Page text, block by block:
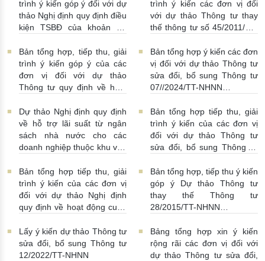
trình ý kiến góp ý đối với dự
thảo Nghị định quy định điều
kiện TSBĐ của khoản nợ
23/09/2025 | 14:00:00
trình ý kiến các đơn vị đối
với dự thảo Thông tư thay
thế thông tư số 45/2011/TT-
10:00:00
Bản tổng hợp, tiếp thu, giải
trình ý kiến góp ý của các
đơn vị đối với dự thảo
Thông tư quy định về hoạt
tín dụng, chi nhánh ngân
hàng nước ngoài đối với
khách hàng
19/09/2025 |
15:00:00
Bản tổng hợp ý kiến các đơn
vị đối với dự thảo Thông tư
sửa đổi, bổ sung Thông tư
07//2024/TT-NHNN
Dự thảo Nghị định quy định
về hỗ trợ lãi suất từ ngân
sách nhà nước cho các
doanh nghiệp thuộc khu vực
doanh, cá nhân kinh doanh
vay vốn tại các ngân hàng
thương mại để thực hiện các
dự án xanh, tuần hoàn và
môi trường, xã hội, quản trị
(ESG)
18/09/2025 |
10:00:00
Bản tổng hợp tiếp thu, giải
trình ý kiến của các đơn vị
đối với dự thảo Thông tư
sửa đổi, bổ sung Thông tư
18/09/2025 | 09:00:00
Bản tổng hợp tiếp thu, giải
trình ý kiến của các đơn vị
đối với dự thảo Nghị định
quy định về hoạt động cung
16/09/2025 | 02:12:00
Bản tổng hợp, tiếp thu ý kiến
góp ý Dự thảo Thông tư
thay thế Thông tư
28/2015/TT-NHNN
Lấy ý kiến dự thảo Thông tư
sửa đổi, bổ sung Thông tư
12/2022/TT-NHNN
Bảng tổng hợp xin ý kiến
rộng rãi các đơn vị đối với
dự thảo Thông tư sửa đổi,